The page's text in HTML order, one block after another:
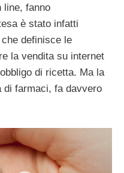
line, fanno
è stato infatti
definisce le
la vendita su internet
di ricetta. Ma la
di farmaci, fa davvero